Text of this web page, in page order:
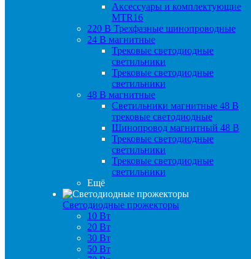
Аксессуары и комплектующие
MTR16
220 B Трехфазные шинопроводные
24 B магнитные
Трековые светодиодные
светильники
Трековые светодиодные
светильники
48 B магнитные
Светильники магнитные 48 В
трековые светодиодные
Шинопровод магнитный 48 В
Трековые светодиодные
светильники
Трековые светодиодные
светильники
Ещё
Светодиодные прожекторы
10 Вт
20 Вт
30 Вт
50 Вт